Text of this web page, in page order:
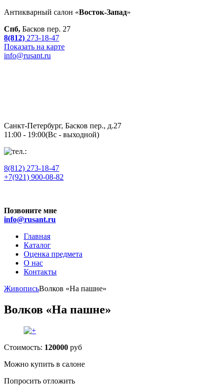
Антикварный салон «Восток-Запад»
Спб, Басков пер. 27
8(812) 273-18-47
Показать на карте
info@rusant.ru
Санкт-Петербург, Басков пер., д.27
11:00 - 19:00(Вс - выходной)
8(812) 273-18-47
+7(921) 900-08-82
Позвоните мне
info@rusant.ru
Главная
Каталог
Оценка предмета
О нас
Контакты
ЖивописьВолков «На пашне»
Волков «На пашне»
Стоимость: 120000 руб
Можно купить в салоне
Попросить отложить